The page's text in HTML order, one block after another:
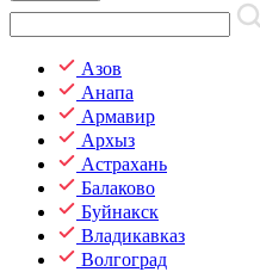
Азов
Анапа
Армавир
Архыз
Астрахань
Балаково
Буйнакск
Владикавказ
Волгоград